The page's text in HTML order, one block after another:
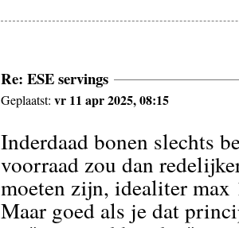
Re: ESE servings
Geplaatst:vr 11 apr 2025, 08:15
Inderdaad bonen slechts
voorraad zou dan
moeten zijn, idealiter max
Maar goed als je dat